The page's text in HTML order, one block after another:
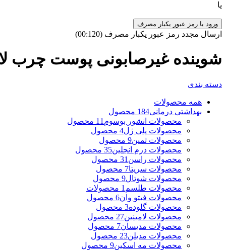
یا
ورود با رمز عبور یکبار مصرف
ارسال مجدد رمز عبور یکبار مصرف (00:
120
)
شوینده غیرصابونی پوست چرب
دسته بندی
همه محصولات
بهداشتی درمانی184 محصول
محصولات انشور بوسوم 11 محصول
محصولات پلی ژل4 محصول
محصولات ثمین9 محصول
محصولات درم انجلین35 محصول
محصولات راسن 31 محصول
محصولات سریتا7 محصول
محصولات شوتال9 محصول
محصولات طلسم 1 محصولات
محصولات فیتو وان6 محصول
محصولات گلوده3 محصول
محصولات لامینین27 محصول
محصولات مدیسان7 محصول
محصولات مدیلن23 محصول
محصولات مه اسکین9 محصول